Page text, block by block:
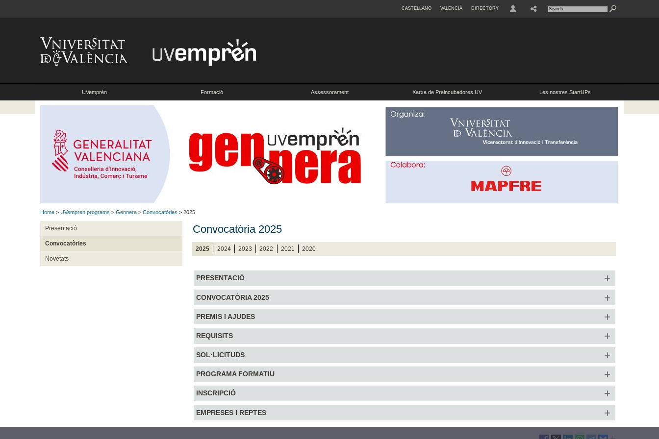
CASTELLANO VALENCIÀ DIRECTORY
UVemprén Formació Assessorament Xarxa de Preincubadores UV Les nostres StartUPs
Home > UVempren programs > Gennera > Convocatòries > 2025
Presentació
Convocatòries
Novetats
Convocatòria 2025
2025 2024 2023 2022 2021 2020
PRESENTACIÓ
CONVOCATÒRIA 2025
PREMIS I AJUDES
REQUISITS
SOL·LICITUDS
PROGRAMA FORMATIU
INSCRIPCIÓ
EMPRESES I REPTES